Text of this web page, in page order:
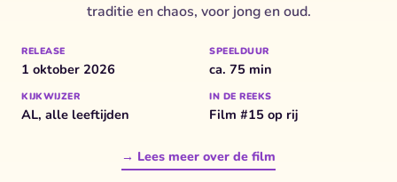
traditie en chaos, voor jong en oud.
RELEASE
1 oktober 2026
SPEELDUUR
ca. 75 min
KIJKWIJZER
AL, alle leeftijden
IN DE REEKS
Film #15 op rij
→ Lees meer over de film